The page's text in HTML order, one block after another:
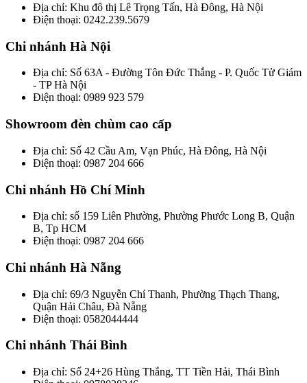
Địa chỉ: Khu đô thị Lê Trọng Tấn, Hà Đông, Hà Nội
Điện thoại: 0242.239.5679
Chi nhánh Hà Nội
Địa chỉ: Số 63A - Đường Tôn Đức Thắng - P. Quốc Tử Giám
- TP Hà Nội
Điện thoại: 0989 923 579
Showroom đèn chùm cao cấp
Địa chỉ: Số 42 Cầu Am, Vạn Phúc, Hà Đông, Hà Nội
Điện thoại: 0987 204 666
Chi nhánh Hồ Chí Minh
Địa chỉ: số 159 Liên Phường, Phường Phước Long B, Quận
B, Tp HCM
Điện thoại: 0987 204 666
Chi nhánh Hà Nẵng
Địa chỉ: 69/3 Nguyễn Chí Thanh, Phường Thạch Thang,
Quận Hải Châu, Đà Nẵng
Điện thoại: 0582044444
Chi nhánh Thái Bình
Địa chỉ: Số 24+26 Hùng Thắng, TT Tiền Hải, Thái Bình